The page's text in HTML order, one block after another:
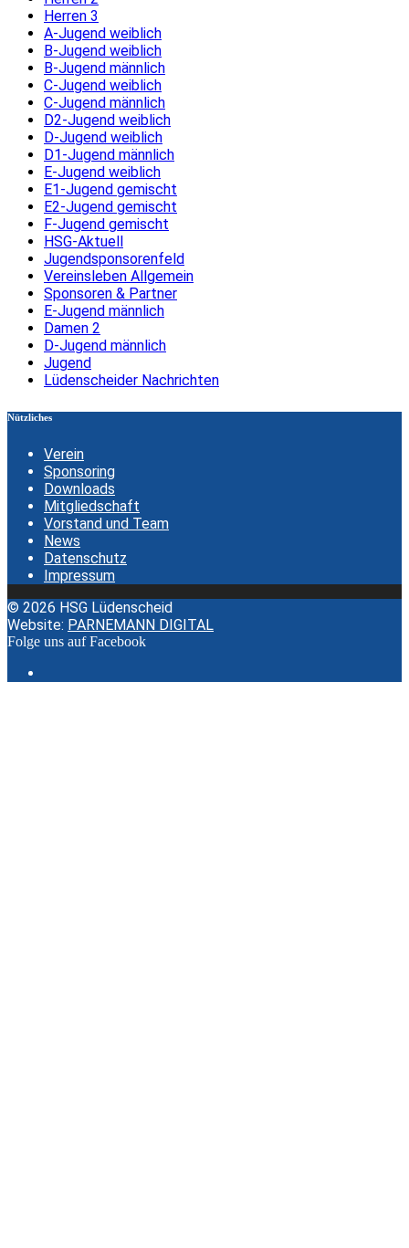
Herren 3
A-Jugend weiblich
B-Jugend weiblich
B-Jugend männlich
C-Jugend weiblich
C-Jugend männlich
D2-Jugend weiblich
D-Jugend weiblich
D1-Jugend männlich
E-Jugend weiblich
E1-Jugend gemischt
E2-Jugend gemischt
F-Jugend gemischt
HSG-Aktuell
Jugendsponsorenfeld
Vereinsleben Allgemein
Sponsoren & Partner
E-Jugend männlich
Damen 2
D-Jugend männlich
Jugend
Lüdenscheider Nachrichten
Nützliches
Verein
Sponsoring
Downloads
Mitgliedschaft
Vorstand und Team
News
Datenschutz
Impressum
© 2026 HSG Lüdenscheid
Website: PARNEMANN DIGITAL
Folge uns auf Facebook